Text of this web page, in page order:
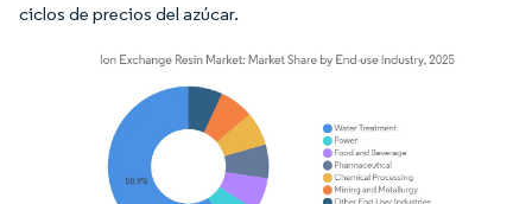
ciclos de precios del azúcar.